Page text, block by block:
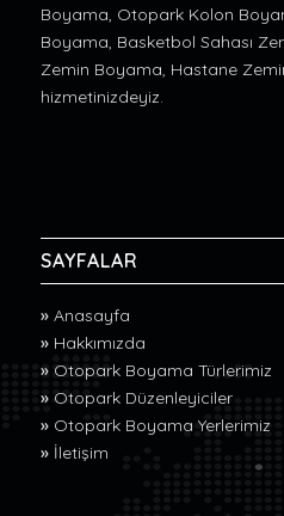
Boyama, Otopark Kolon
Boyama, Basketbol Sahası
Zemin Boyama, Hastane
hizmetinizdeyiz.
SAYFALAR
» Anasayfa
» Hakkımızda
» Otopark Boyama Türlerimiz
» Otopark Düzenleyiciler
» Otopark Boyama Yerlerimiz
» İletişim